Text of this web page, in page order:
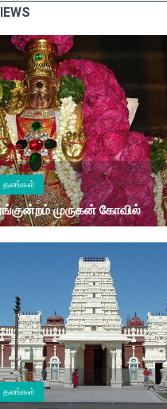
முருகன் கோவில்